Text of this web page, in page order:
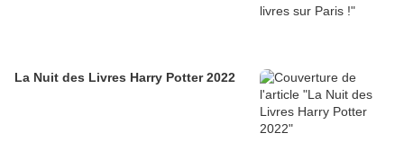
La Nuit des Livres Harry Potter 2022